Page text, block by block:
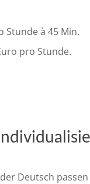
Stunde à 45 Min.
pro Stunde.
Deutsch